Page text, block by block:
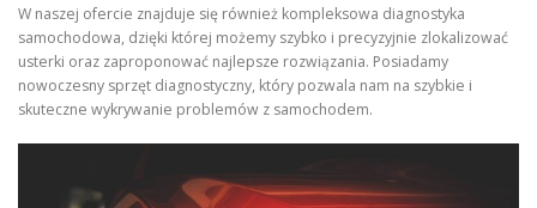
W naszej ofercie znajduje się również kompleksowa diagnostyka
samochodowa, dzięki której możemy szybko i precyzyjnie zlokalizować
usterki oraz zaproponować najlepsze rozwiązania. Posiadamy
nowoczesny sprzęt diagnostyczny, który pozwala nam na szybkie i
skuteczne wykrywanie problemów z samochodem.